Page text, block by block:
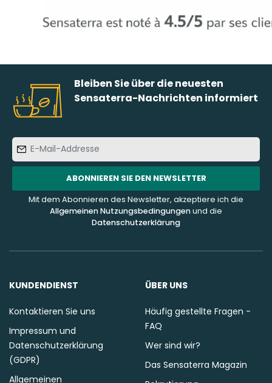
Bleiben Sie über die neuesten
Sensaterra-Nachrichten informiert
Mail-
Addresse
ABONNIEREN SIE DEN NEWSLETTER
Mit dem Abonnieren des Newsletter, akzeptiere ich die
Allgemeinen Nutzungsbedingungenund die
Datenschutzerklärung
KUNDENDIENST
Kontaktieren Sie uns
Impressum und
Datenschutzerklärung
(GDPR)
Allgemeinen
ÜBER UNS
Häufig gestellte Fragen -
FAQ
Wer sind wir?
Das Sensaterra Magazin